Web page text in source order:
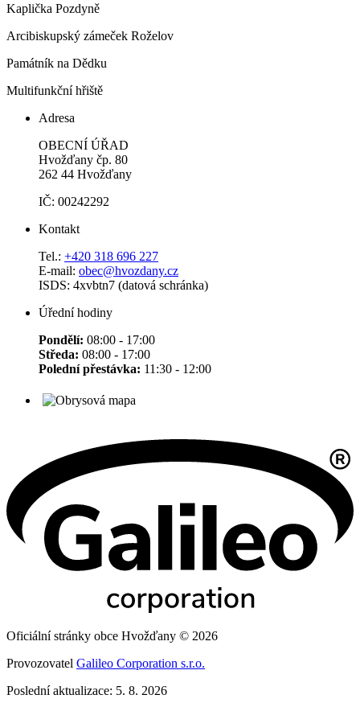
Kaplička Pozdyně
Arcibiskupský zámeček Roželov
Památník na Dědku
Multifunkční hřiště
Adresa
OBECNÍ ÚŘAD
Hvožďany čp. 80
262 44 Hvožďany
IČ: 00242292
Kontakt
Tel.: +420 318 696 227
E-mail: obec@hvozdany.cz
ISDS: 4xvbtn7 (datová schránka)
Úřední hodiny
Pondělí: 08:00 - 17:00
Středa: 08:00 - 17:00
Polední přestávka: 11:30 - 12:00
Oficiální stránky obce Hvožďany © 2026
Provozovatel Galileo Corporation s.r.o.
Poslední aktualizace: 5. 8. 2026